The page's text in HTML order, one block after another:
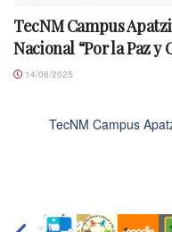
TecNM Campus
Nacional “Por la Paz y
14/06/2025
TecNM Campus